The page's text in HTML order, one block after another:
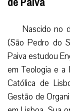
Nascido no
(São Pedro do
Paiva estudou
em Teologia e a
Católica de
Gestão de